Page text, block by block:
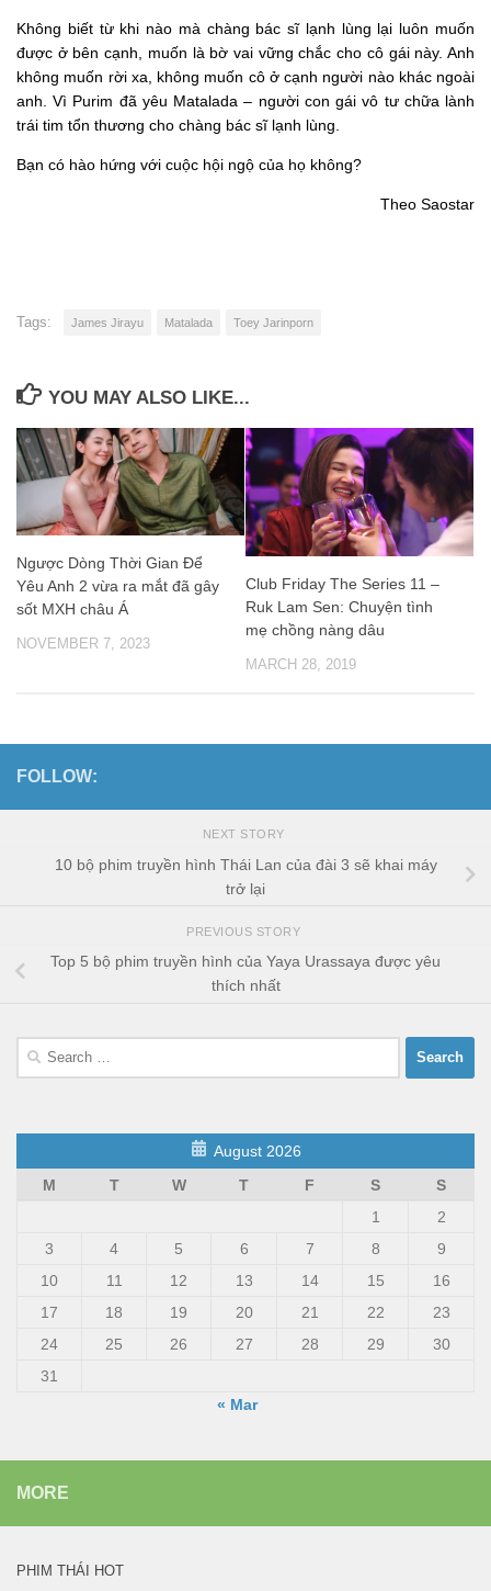
Không biết từ khi nào mà chàng bác sĩ lạnh lùng lại luôn muốn
được ở bên cạnh, muốn là bờ vai vững chắc cho cô gái này. Anh
không muốn rời xa, không muốn cô ở cạnh người nào khác ngoài
anh. Vì Purim đã yêu Matalada – người con gái vô tư chữa lành
trái tim tổn thương cho chàng bác sĩ lạnh lùng.
Bạn có hào hứng với cuộc hội ngộ của họ không?
Theo Saostar
Tags: James Jirayu Matalada Toey Jarinporn
YOU MAY ALSO LIKE...
Ngược Dòng Thời Gian Để
Yêu Anh 2 vừa ra mắt đã gây
sốt MXH châu Á
NOVEMBER 7, 2023
Club Friday The Series 11 –
Ruk Lam Sen: Chuyện tình
mẹ chồng nàng dâu
MARCH 28, 2019
FOLLOW:
NEXT STORY
10 bộ phim truyền hình Thái Lan của đài 3 sẽ khai máy
trở lại
PREVIOUS STORY
Top 5 bộ phim truyền hình của Yaya Urassaya được yêu
thích nhất
Search
August 2026
M
T W T F S
S
1
2
3
4 5 6 7 8
9
10
11 12 13 14 15
16
17
18 19 20 21 22
23
24
25 26 27 28 29
30
31
« Mar
MORE
PHIM THÁI HOT